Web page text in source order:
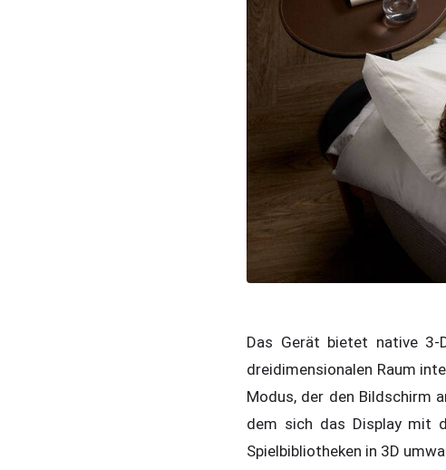
Das Gerät bietet native 3-
dreidimensionalen Raum
Modus, der den Bildschirm
dem sich das Display mit
Spielbibliotheken in 3D